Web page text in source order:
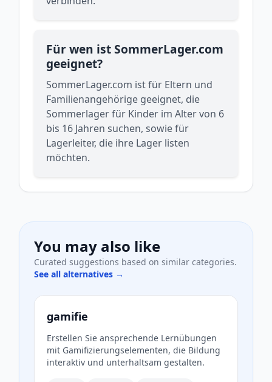
Für wen ist SommerLager.com
geeignet?
SommerLager.com ist für Eltern und
Familienangehörige geeignet, die
Sommerlager für Kinder im Alter von 6
bis 16 Jahren suchen, sowie für
Lagerleiter, die ihre Lager listen
möchten.
You may also like
Curated suggestions based on similar categories.
See all alternatives →
gamifie
Erstellen Sie ansprechende Lernübungen
mit Gamifizierungselementen, die Bildung
interaktiv und unterhaltsam gestalten.